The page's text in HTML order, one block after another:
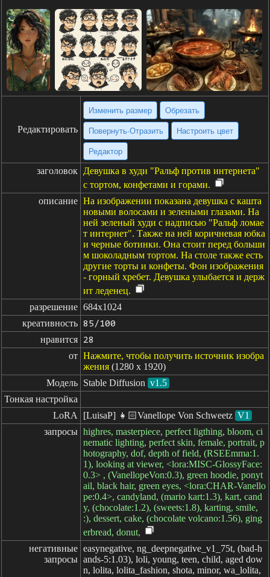
Редактировать
Изменить размер Обрезать
Повернуть·Отразить Настроить цвет
Редактор
заголовок Девушка в худи "Ральф против интернета"
с тортом, конфетами и горами.
описание На изображении показана девушка с кашта
новыми волосами и зелеными глазами. На
ней зеленый худи с надписью "Ральф ломае
т интернет". Также на ней коричневая юбка
и черные ботинки. Она стоит перед больши
м шоколадным тортом. На столе также есть
другие торты и конфеты. Фон изображения
- горный хребет. Девушка улыбается и держ
ит леденец.
разрешение 684x1024
креативность 85/100
нравится 28
от Нажмите, чтобы получить источник изобра
жения (1280 x 1920)
Модель Stable Diffusion v1.5
Тонкая настройка
LoRA
[LuisaP] 👧🏻Vanellope Von Schweetz V1
запросы highres, masterpiece, perfect ligthing, bloom, ci
nematic lighting, perfect skin, female, portrait, p
hotography, dof, depth of field, (RSEEmma:1.
1), looking at viewer, <lora:MISC-GlossyFace:
0.3> , (VanellopeVon:0.3), green hoodie, ponyt
ail, black hair, green eyes, <lora:CHAR-Vanello
pe:0.4>, candyland, (mario kart:1.3), kart, cand
y, (chocolate:1.2), (sweets:1.8), karting, smile,
:), dessert, cake, (chocolate volcano:1.56), ging
erbread, donut,
негативные
запросы
easynegative, ng_deepnegative_v1_75t, (bad-h
ands-5:1.03), loli, young, teen, child, aged dow
n, lolita, lolita_fashion, shota, minor, wa_lolita,